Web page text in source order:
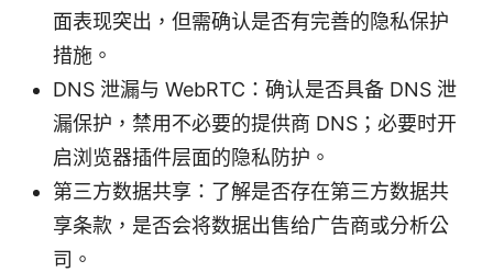
面表现突出，但需确认是否有完善的隐私保护
措施。
DNS 泄漏与 WebRTC：确认是否具备 DNS 泄
漏保护，禁用不必要的提供商 DNS；必要时开
启浏览器插件层面的隐私防护。
第三方数据共享：了解是否存在第三方数据共
享条款，是否会将数据出售给广告商或分析公
司。